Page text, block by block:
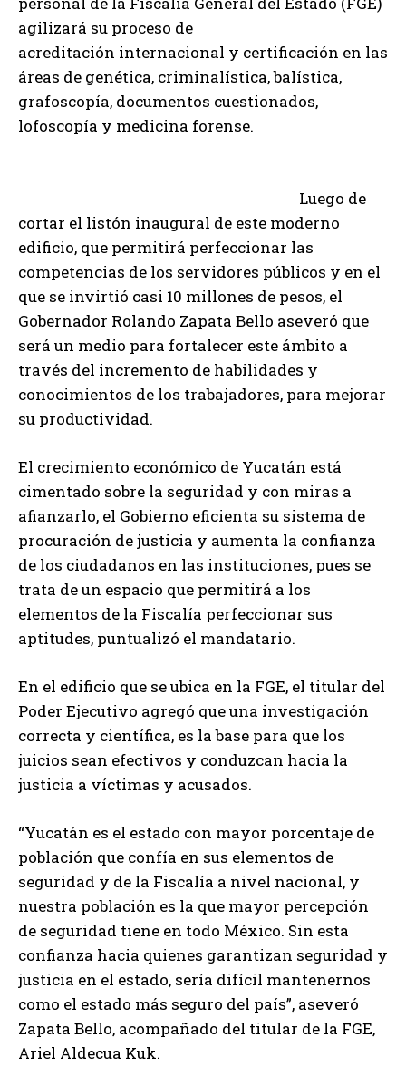
agilizará su proceso de
acreditación internacional y certificación en las
áreas de genética, criminalística, balística,
grafoscopía, documentos cuestionados,
lofoscopía y medicina forense.
Luego de
cortar el listón inaugural de este moderno
edificio, que permitirá perfeccionar las
competencias de los servidores públicos y en el
que se invirtió casi 10 millones de pesos, el
Gobernador Rolando Zapata Bello aseveró que
será un medio para fortalecer este ámbito a
través del incremento de habilidades y
conocimientos de los trabajadores, para mejorar
su productividad.
El crecimiento económico de Yucatán está
cimentado sobre la seguridad y con miras a
afianzarlo, el Gobierno eficienta su sistema de
procuración de justicia y aumenta la confianza
de los ciudadanos en las instituciones, pues se
trata de un espacio que permitirá a los
elementos de la Fiscalía perfeccionar sus
aptitudes, puntualizó el mandatario.
En el edificio que se ubica en la FGE, el titular del
Poder Ejecutivo agregó que una investigación
correcta y científica, es la base para que los
juicios sean efectivos y conduzcan hacia la
justicia a víctimas y acusados.
“Yucatán es el estado con mayor porcentaje de
población que confía en sus elementos de
seguridad y de la Fiscalía a nivel nacional, y
nuestra población es la que mayor percepción
de seguridad tiene en todo México. Sin esta
confianza hacia quienes garantizan seguridad y
justicia en el estado, sería difícil mantenernos
como el estado más seguro del país”, aseveró
Zapata Bello, acompañado del titular de la FGE,
Ariel Aldecua Kuk.